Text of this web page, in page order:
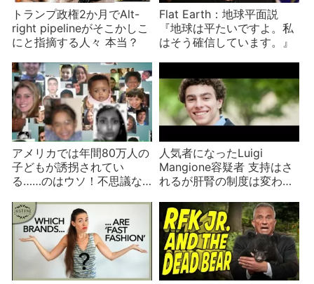
トランプ政権2か月でAlt-
right pipelineがそこかしこ
にと指摘する人々 本当？
Flat Earth：地球平面説
『地球は平たいですよ。私
はそう確信しています。』
アメリカでは年間80万人の
子どもが誘拐されてい
る……のはウソ！不思議な
人気者になったLuigi
Mangione容疑者 支持はさ
れるが肝腎の制度は変わら